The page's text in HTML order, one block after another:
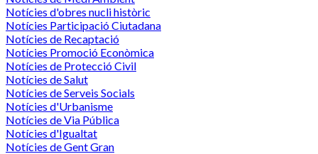
Notícies d'obres nucli històric
Notícies Participació Ciutadana
Notícies de Recaptació
Notícies Promoció Econòmica
Notícies de Protecció Civil
Notícies de Salut
Notícies de Serveis Socials
Notícies d'Urbanisme
Notícies de Via Pública
Notícies d'Igualtat
Notícies de Gent Gran